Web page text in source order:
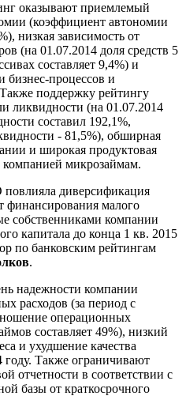
оказывают приемлемый
(коэффициент автономии
низкая зависимость от
(на 01.07.2014 доля средств 5
составляет 9,4%) и
бизнес-процессов и
поддержку рейтингу
ликвидности (на 01.07.2014
составил 192,1%,
- 81,5%), обширная
и широкая продуктовая
микрозаймам.
диверсификация
финансирования малого
собственниками компании
капитала до конца 1 кв. 2015
по банковским рейтингам
.
надежности компании
расходов (за период с
операционных
составляет 49%), низкий
и ухудшение качества
году. Также ограничивают
отчетности в соответствии с
базы от краткосрочного